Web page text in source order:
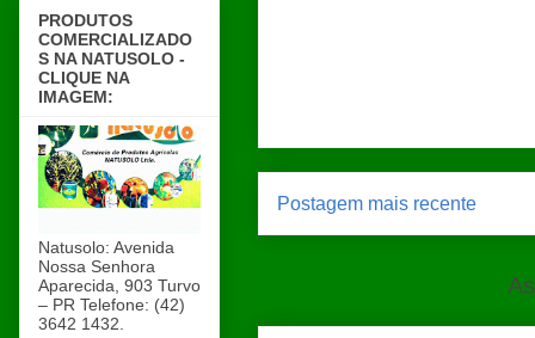
Postagem mais recente
PRODUTOS
COMERCIALIZADO
S NA NATUSOLO -
CLIQUE NA
IMAGEM:
Natusolo: Avenida
Nossa Senhora
Aparecida, 903 Turvo
– PR Telefone: (42)
3642 1432.